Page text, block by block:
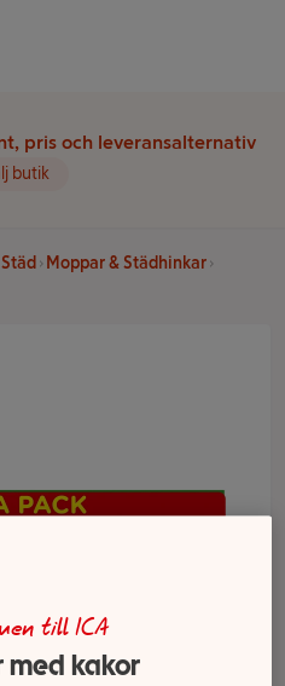
pris och leveransalternativ
butik
Städ
Moppar & Städhinkar
till ICA
kakor